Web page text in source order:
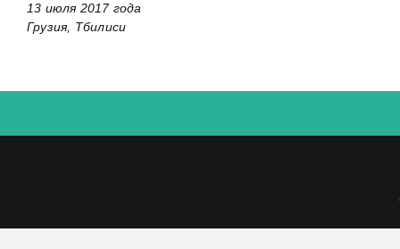
13 июля 2017 года
Грузия, Тбилиси